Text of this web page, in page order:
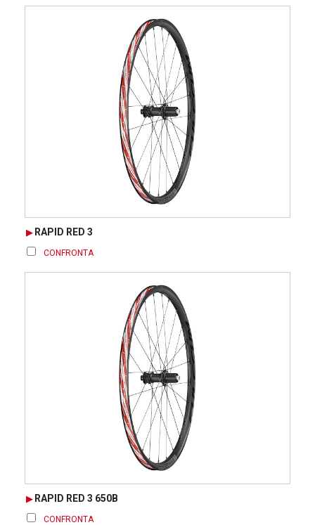
RAPID RED 3
CONFRONTA
RAPID RED 3 650B
CONFRONTA